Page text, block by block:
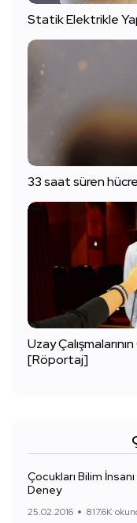
Statik Elektrikle
33 saat süren
Uzay
[Röportaj]
Çocukları Bilim
Deney
25.02.2016 817.6K